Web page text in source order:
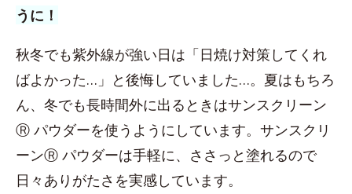
うに！
秋冬でも紫外線が強い日は「日焼け対策してくれ
ばよかった…」と後悔していました…。夏はもちろ
ん、冬でも長時間外に出るときはサンスクリーン
Ⓡ パウダーを使うようにしています。サンスクリ
ーンⓇ パウダーは手軽に、ささっと塗れるので
日々ありがたさを実感しています。